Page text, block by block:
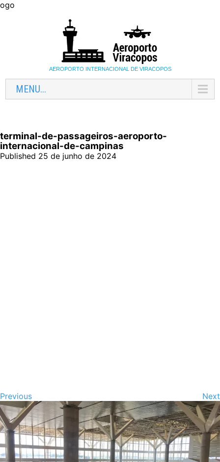
ogo
AEROPORTO INTERNACIONAL DE VIRACOPOS
MENU...
terminal-de-passageiros-aeroporto-
internacional-de-campinas
Published 25 de junho de 2024
Previous Next